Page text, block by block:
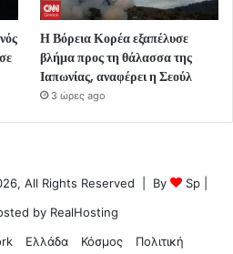
Η Βόρεια Κορέα εξαπέλυσε
βλήμα προς τη θάλασσα της
Ιαπωνίας, αναφέρει η Σεούλ
3 ώρες ago
All Rights Reserved | By Sp
by RealHosting
Ελλάδα Κόσμος Πολιτική